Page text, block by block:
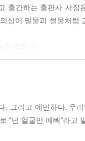
출간하는 출판사 사장
심이 밀물과 썰물처럼
줄이 상처를 보듬고 삶
노를 현명하게 다스린
. 그리고 예민하다. 우
“넌 얼굴만 예뻐”라고